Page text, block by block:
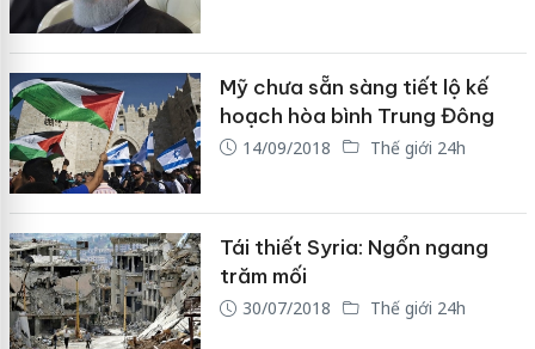
Mỹ chưa sẵn sàng tiết lộ kế
hoạch hòa bình Trung Đông
14/09/2018 Thế giới 24h
Tái thiết Syria: Ngổn ngang
trăm mối
30/07/2018 Thế giới 24h